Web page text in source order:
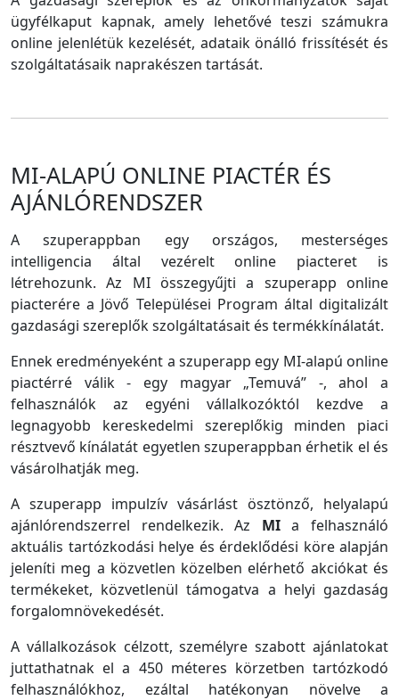
ügyfélkaput kapnak, amely lehetővé teszi számukra
online jelenlétük kezelését, adataik önálló frissítését és
szolgáltatásaik naprakészen tartását.
MI-ALAPÚ ONLINE PIACTÉR ÉS
AJÁNLÓRENDSZER
A szuperappban egy országos, mesterséges
intelligencia által vezérelt online piacteret is
létrehozunk. Az MI összegyűjti a szuperapp online
piacterére a Jövő Települései Program által digitalizált
gazdasági szereplők szolgáltatásait és termékkínálatát.
Ennek eredményeként a szuperapp egy MI-alapú online
piactérré válik - egy magyar „Temuvá” -, ahol a
felhasználók az egyéni vállalkozóktól kezdve a
legnagyobb kereskedelmi szereplőkig minden piaci
résztvevő kínálatát egyetlen szuperappban érhetik el és
vásárolhatják meg.
A szuperapp impulzív vásárlást ösztönző, helyalapú
ajánlórendszerrel rendelkezik. Az MIa felhasználó
aktuális tartózkodási helye és érdeklődési köre alapján
jeleníti meg a közvetlen közelben elérhető akciókat és
termékeket, közvetlenül támogatva a helyi gazdaság
forgalomnövekedését.
A vállalkozások célzott, személyre szabott ajánlatokat
juttathatnak el a 450 méteres körzetben tartózkodó
felhasználókhoz, ezáltal hatékonyan növelve a